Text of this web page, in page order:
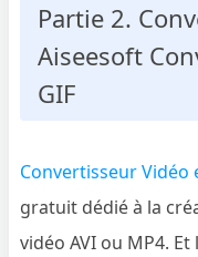
Partie 2.
Aiseesoft
GIF
Convertisseur Vidéo
gratuit dédié à la
vidéo AVI ou MP4.